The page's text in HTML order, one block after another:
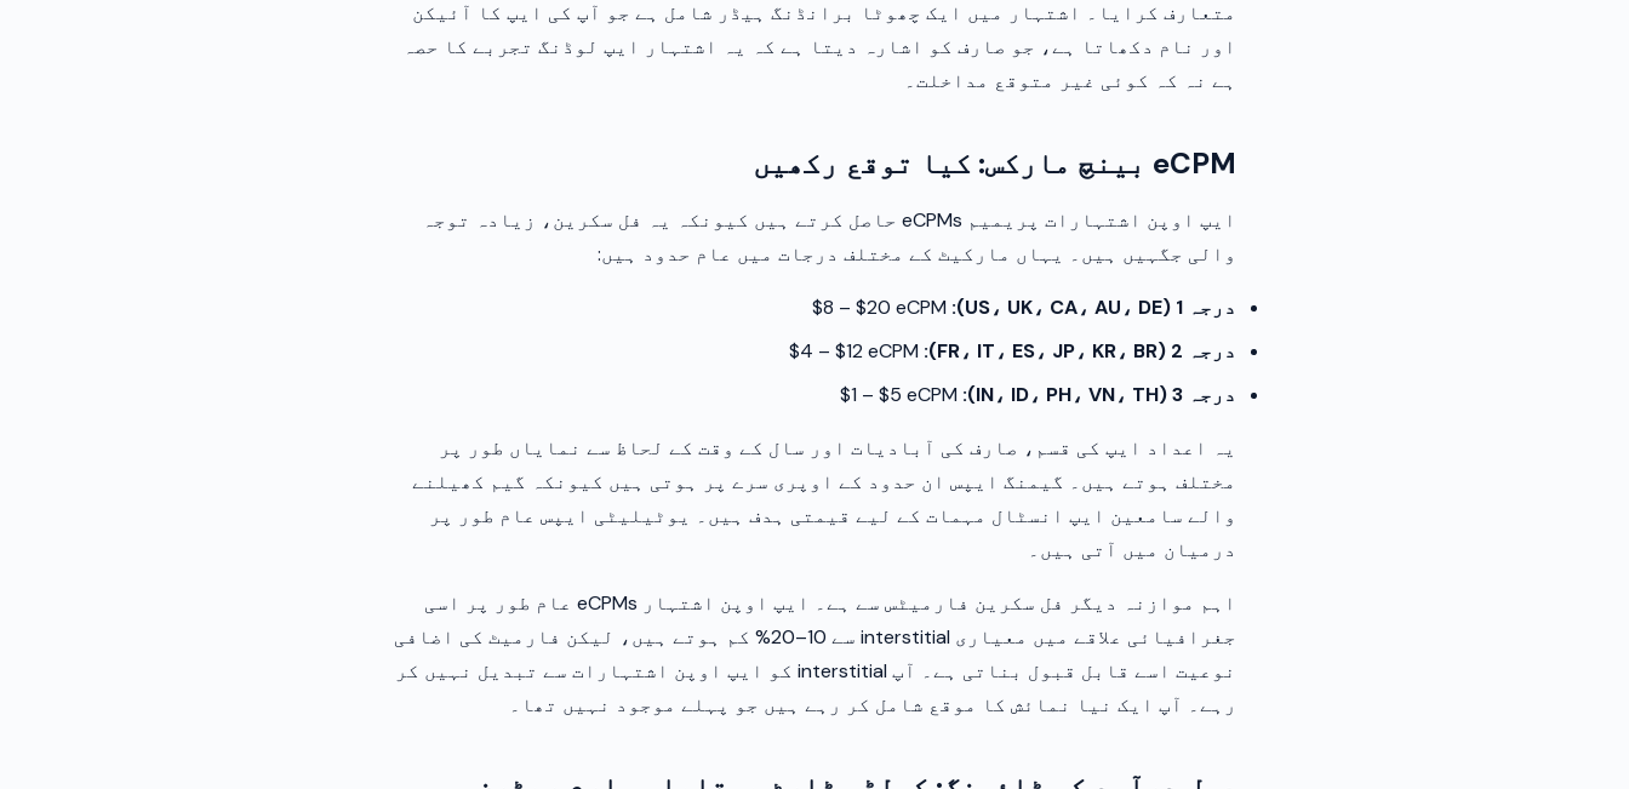
متعارف کرایا۔ اشتہار میں ایک چھوٹا برانڈنگ ہیڈر شامل ہے جو آپ کی ایپ کا آئیکن
اور نام دکھاتا ہے، جو صارف کو اشارہ دیتا ہے کہ یہ اشتہار ایپ لوڈنگ تجربے کا حصہ
ہے نہ کہ کوئی غیر متوقع مداخلت۔
eCPM بینچ مارکس: کیا توقع رکھیں
ایپ اوپن اشتہارات پریمیم eCPMs حاصل کرتے ہیں کیونکہ یہ فل سکرین، زیادہ توجہ
والی جگہیں ہیں۔ یہاں مارکیٹ کے مختلف درجات میں عام حدود ہیں:
درجہ 1 (US، UK، CA، AU، DE):
درجہ 2 (FR، IT، ES، JP، KR، BR):
درجہ 3 (IN، ID، PH، VN، TH):
یہ اعداد ایپ کی قسم، صارف کی آبادیات اور سال کے وقت کے لحاظ سے نمایاں طور پر
مختلف ہوتے ہیں۔ گیمنگ ایپس ان حدود کے اوپری سرے پر ہوتی ہیں کیونکہ گیم کھیلنے
والے سامعین ایپ انسٹال مہمات کے لیے قیمتی ہدف ہیں۔ یوٹیلیٹی ایپس عام طور پر
درمیان میں آتی ہیں۔
اہم موازنہ دیگر فل سکرین فارمیٹس سے ہے۔ ایپ اوپن اشتہار eCPMs عام طور پر اسی
جغرافیائی علاقے میں معیاری interstitial سے 10–20% کم ہوتے ہیں، لیکن فارمیٹ کی اضافی
نوعیت اسے قابل قبول بناتی ہے۔ آپ interstitial کو ایپ اوپن اشتہارات سے تبدیل نہیں کر
رہے۔ آپ ایک نیا نمائش کا موقع شامل کر رہے ہیں جو پہلے موجود نہیں تھا۔